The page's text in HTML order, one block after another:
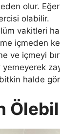
olur.
olabilir.
vakitleri
içmeden
içmeyi
halde